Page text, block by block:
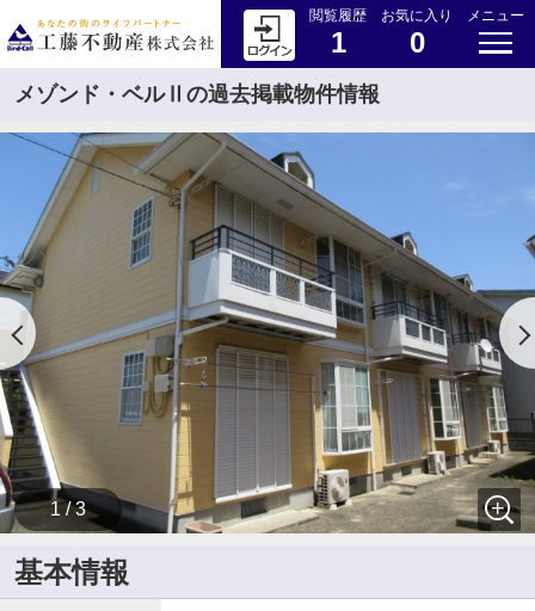
閲覧履歴
1
お気に入り
0
メニュー
メゾンド・ベルⅡの過去掲載物件情報
1 / 3
基本情報